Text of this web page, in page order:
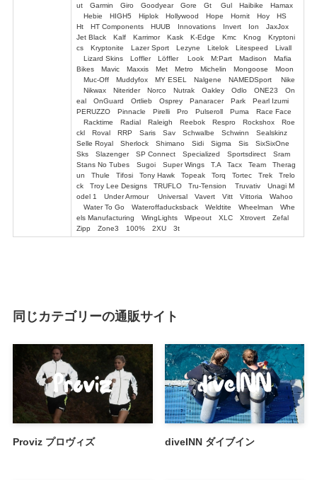
ut Garmin Giro Goodyear Gore Gt Gul Haibike Hamax
Hebie HIGH5 Hiplok Hollywood Hope Hornit Hoy HS
Ht HT Components HUUB Innovations Invert Ion JaxJox
Jet Black Kalf Karrimor Kask K-Edge Kmc Knog Kryptoni
cs Kryptonite Lazer Sport Lezyne Litelok Litespeed Livall
Lizard Skins Loffler Löffler Look M:Part Madison Mafia
Bikes Mavic Maxxis Met Metro Michelin Mongoose Moon
Muc-Off Muddyfox MY ESEL Nalgene NAMEDSport Nike
Nikwax Niterider Norco Nutrak Oakley Odlo ONE23 On
eal OnGuard Ortlieb Osprey Panaracer Park Pearl Izumi
PERUZZO Pinnacle Pirelli Pro Pulseroll Puma Race Face
Racktime Radial Raleigh Reebok Respro Rockshox Roe
ckl Roval RRP Saris Sav Schwalbe Schwinn Sealskinz
Selle Royal Sherlock Shimano Sidi Sigma Sis SixSixOne
Sks Slazenger SP Connect Specialized Sportsdirect Sram
Stans No Tubes Sugoi Super Wings T.A Tacx Team Therag
un Thule Tifosi Tony Hawk Topeak Torq Tortec Trek Trelo
ck Troy Lee Designs TRUFLO Tru-Tension Truvativ Unagi M
odel 1 Under Armour Universal Vavert Vitt Vittoria Wahoo
Water To Go Wateroffaducksback Weldtite Wheelman Whe
els Manufacturing WingLights Wipeout XLC Xtrovert Zefal
Zipp Zone3 100% 2XU 3t
同じカテゴリーの通販サイト
Proviz プロヴィズ diveINN ダイブイン